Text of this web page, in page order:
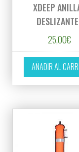
XDEEP
25,00€
AÑADIR AL